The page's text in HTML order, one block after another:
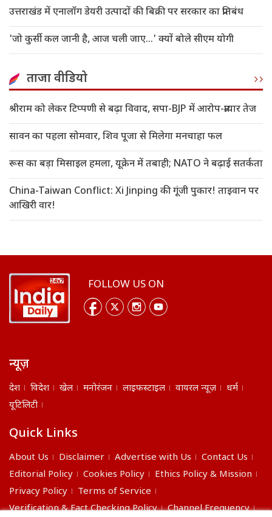
उत्तराखंड में एनालॉग डेयरी उत्पादों की बिक्री पर सरकार का प्रतिबंध
'जो कुर्सी कल जानी है, आज चली जाए...' क्यों बोले सीएम योगी
ताजा वीडियो
श्रीराम को लेकर टिप्पणी से बढ़ा विवाद, सपा-BJP में आरोप-प्रत्यार तेज
सावन का पहला सोमवार, शिव पूजा से मिलेगा मनचाहा फल
रूस का बड़ा मिसाइल हमला, यूक्रेन में तबाही; NATO ने बढ़ाई सतर्कता
China-Taiwan Conflict: Xi Jinping की गूंजी पुकार! ताइवान पर
आखिरी वार!
FOLLOW US ON
न्यूज़
देश विदेश खेल मनोरंजन लाइफस्टाइल वायरल न्यूज़
धर्म
यूटिलिटी
Quick Links
About Us Disclaimer Advertise with Us
Contact Us
Editorial Policy
Cookies Policy
Ethics Policy & Mission
Privacy Policy
Terms of Service
Verification & Fact Checking Policy
Channel Frequency